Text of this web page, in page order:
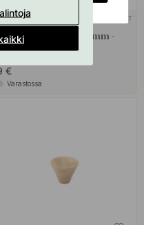
+ VÄRIT
Classis - 25mm -
€
Varastossa